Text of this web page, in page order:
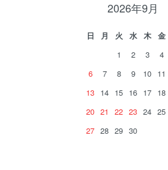
2026年9月
日 月 火 水 木 金
1
2 3 4
6
7 8 9 10 11
13 14 15 16 17 18
20 21 22 23 24 25
27 28 29 30